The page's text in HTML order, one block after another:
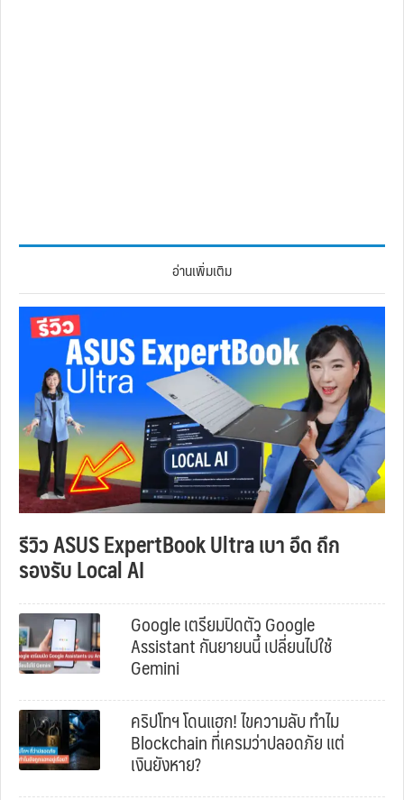
อ่านเพิ่มเติม
รีวิว ASUS ExpertBook Ultra เบา อึด ถึก
รองรับ Local AI
Google เตรียมปิดตัว Google
Assistant กันยายนนี้ เปลี่ยนไปใช้
Gemini
คริปโทฯ โดนแฮก! ไขความลับ ทำไม
Blockchain ที่เครมว่าปลอดภัย แต่
เงินยังหาย?